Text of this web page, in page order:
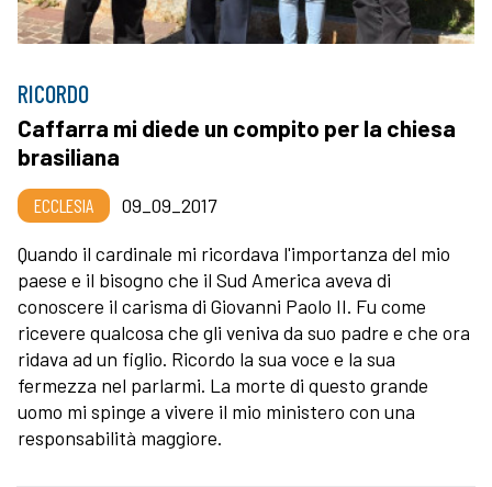
RICORDO
Caffarra mi diede un compito per la chiesa
brasiliana
ECCLESIA
09_09_2017
Quando il cardinale mi ricordava l'importanza del mio
paese e il bisogno che il Sud America aveva di
conoscere il carisma di Giovanni Paolo II. Fu come
ricevere qualcosa che gli veniva da suo padre e che ora
ridava ad un figlio. Ricordo la sua voce e la sua
fermezza nel parlarmi. La morte di questo grande
uomo mi spinge a vivere il mio ministero con una
responsabilità maggiore.